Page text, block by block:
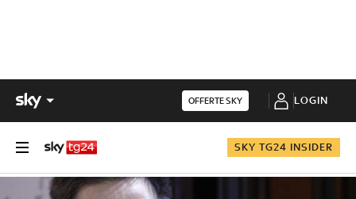
OFFERTE SKY LOGIN
SKY TG24 INSIDER